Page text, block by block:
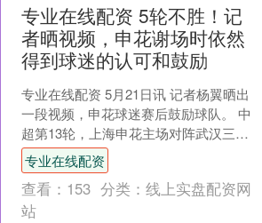
专业在线配资 5轮不胜！记
者晒视频，申花谢场时依然
得到球迷的认可和鼓励
专业在线配资 5月21日讯 记者杨翼晒出
一段视频，申花球迷赛后鼓励球队。 中
超第13轮，上海申花主场对阵武汉三
镇，球队在2-0领先的情况下连丢两球2-2
战平对手....
专业在线配资
查看： 153 分类： 线上实盘配资网
站